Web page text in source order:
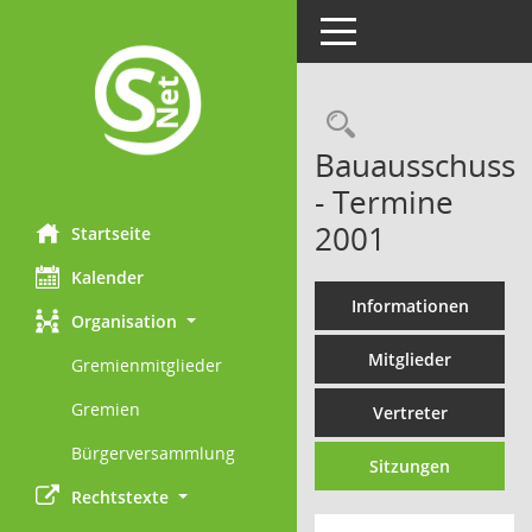
Startseite
Kalender
Organisation
Gremienmitglieder
Gremien
Bürgerversammlung
Rechtstexte
Toggle navigation
Bauausschuss
- Termine
2001
Informationen
Mitglieder
Vertreter
Sitzungen